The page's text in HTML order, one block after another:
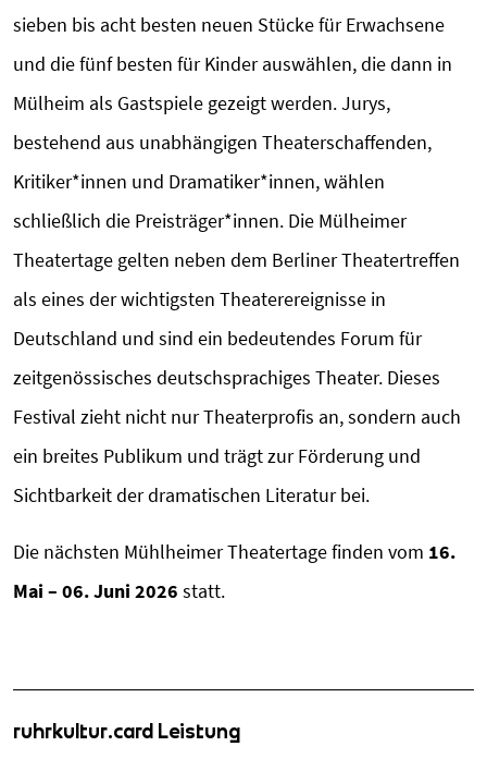
sieben bis acht besten neuen Stücke für Erwachsene
und die fünf besten für Kinder auswählen, die dann in
Mülheim als Gastspiele gezeigt werden. Jurys,
bestehend aus unabhängigen Theaterschaffenden,
Kritiker*innen und Dramatiker*innen, wählen
schließlich die Preisträger*innen. Die Mülheimer
Theatertage gelten neben dem Berliner Theatertreffen
als eines der wichtigsten Theaterereignisse in
Deutschland und sind ein bedeutendes Forum für
zeitgenössisches deutschsprachiges Theater. Dieses
Festival zieht nicht nur Theaterprofis an, sondern auch
ein breites Publikum und trägt zur Förderung und
Sichtbarkeit der dramatischen Literatur bei.
Die nächsten Mühlheimer Theatertage finden vom 16.
Mai – 06. Juni 2026 statt.
ruhrkultur.card Leistung